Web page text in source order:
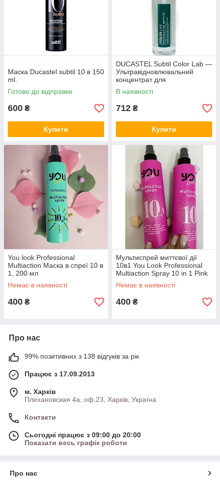
Маска Ducastel subtil 10 в 150
ml.
Готово до відправки
600 ₴
Купити
DUCASTEL Subtil Color Lab —
Ультравідновлювальний
концентрат для
пошкодженого та ламкого
волосся
В наявності
712 ₴
Купити
You look Professional
Multiaction Маска в спреї 10 в
1, 200 мл
Немає в наявності
400 ₴
Мультиспрей миттєвої дії
10в1 You Look Professional
Multiaction Spray 10 in 1 Pink
Немає в наявності
400 ₴
Про нас
99% позитивних з 138 відгуків за рік
Працює з 17.09.2013
м. Харків
Плехановская 4а, оф.23, Харків, Україна
Контакти
Сьогодні працює з 09:00 до 20:00
Показати весь графік роботи
Про нас